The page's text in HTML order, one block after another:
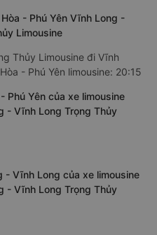
- Phú Yên Vĩnh Long -
Limousine
Thủy Limousine đi Vĩnh
- Phú Yên limousine: 20:15
Phú Yên của xe limousine
- Vĩnh Long Trọng Thủy
Vĩnh Long của xe limousine
- Vĩnh Long Trọng Thủy